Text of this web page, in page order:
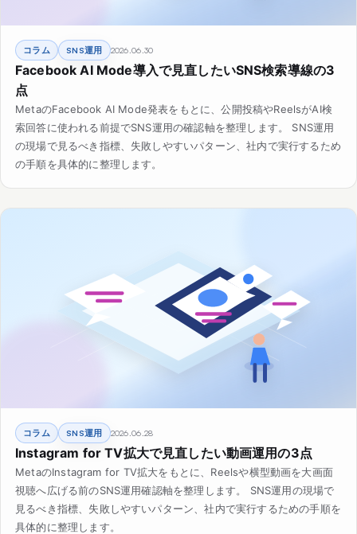
コラム SNS運用 2026.06.30
Facebook AI Mode導入で見直したいSNS検索導線の3
点
MetaのFacebook AI Mode発表をもとに、公開投稿やReelsがAI検
索回答に使われる前提でSNS運用の確認軸を整理します。 SNS運用
の現場で見るべき指標、失敗しやすいパターン、社内で実行するため
の手順を具体的に整理します。
コラム SNS運用 2026.06.28
Instagram for TV拡大で見直したい動画運用の3点
MetaのInstagram for TV拡大をもとに、Reelsや横型動画を大画面
視聴へ広げる前のSNS運用確認軸を整理します。 SNS運用の現場で
見るべき指標、失敗しやすいパターン、社内で実行するための手順を
具体的に整理します。